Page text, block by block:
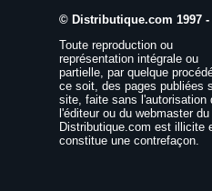
© Distributique.com 1997 -
Toute reproduction ou
représentation intégrale ou
partielle, par quelque
ce soit, des pages publiées
site, faite sans l'autorisation
l'éditeur ou du webmaster
Distributique.com est illicite
constitue une contrefaçon.